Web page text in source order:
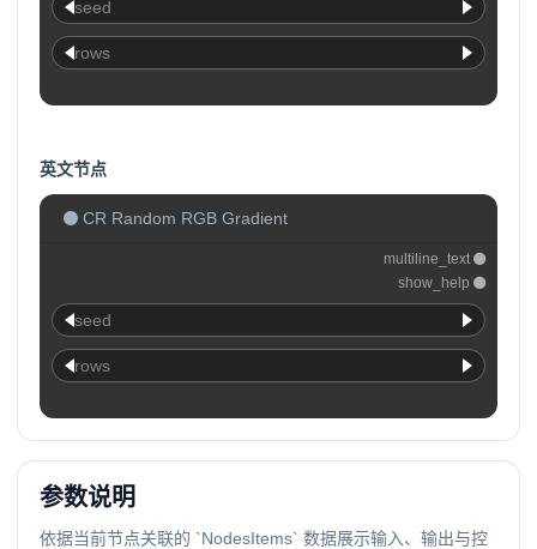
seed
rows
英文节点
CR Random RGB Gradient
multiline_text
show_help
seed
rows
参数说明
依据当前节点关联的 `NodesItems` 数据展示输入、输出与控